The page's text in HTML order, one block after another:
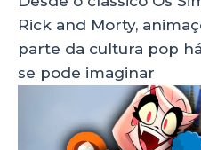
Rick and Morty,
parte da cultura pop
se pode imaginar